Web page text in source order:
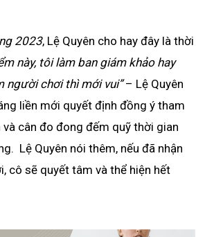
2023, Lệ Quyên cho hay đây là thời
này, tôi làm ban giám khảo hay
người chơi thì mới vui”– Lệ Quyên
liền mới quyết định đồng ý tham
cân đo đong đếm quỹ thời gian
Lệ Quyên nói thêm, nếu đã nhận
cô sẽ quyết tâm và thể hiện hết